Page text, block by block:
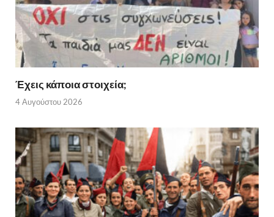
Έχεις κάποια στοιχεία;
4 Αυγούστου 2026